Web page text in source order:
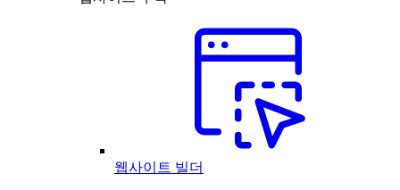
웹사이트 빌더